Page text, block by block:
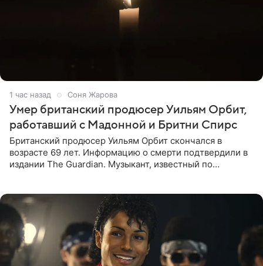
1 час назад Соня Жарова
Умер британский продюсер Уильям Орбит,
работавший с Мадонной и Бритни Спирс
Британский продюсер Уильям Орбит скончался в
возрасте 69 лет. Информацию о смерти подтвердили в
издании The Guardian. Музыкант, известный по